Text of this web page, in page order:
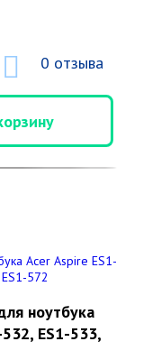
0 отзыва
ноутбука
ES1-533,